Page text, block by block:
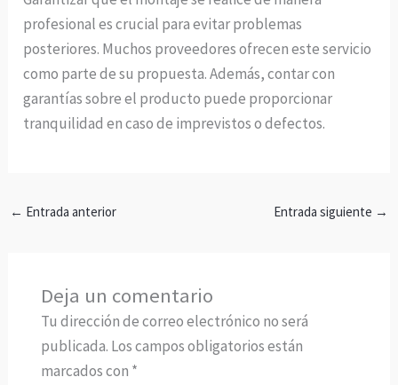
profesional es crucial para evitar problemas
posteriores. Muchos proveedores ofrecen este servicio
como parte de su propuesta. Además, contar con
garantías sobre el producto puede proporcionar
tranquilidad en caso de imprevistos o defectos.
← Entrada anterior Entrada siguiente →
Deja un comentario
Tu dirección de correo electrónico no será
publicada. Los campos obligatorios están
marcados con *